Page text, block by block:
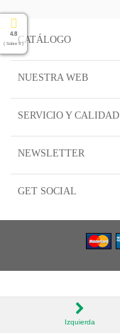
4.8
( Sobre 5 )CATÁLOGO
NUESTRA WEB
SERVICIO Y CALIDAD
NEWSLETTER
GET SOCIAL
Izquierda